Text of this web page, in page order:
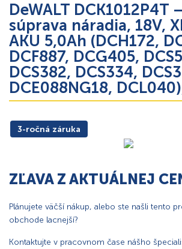
DeWALT DCK1012P4T
súprava náradia, 18V,
AKU 5,0Ah (DCH172,
DCF887, DCG405,
DCS382, DCS334,
DCE088NG18,
3-ročná záruka
ZĽAVA Z AKTUÁLNEJ
Plánujete väčší nákup, alebo ste našli tento
obchode lacnejší?
Kontaktujte v pracovnom čase nášho